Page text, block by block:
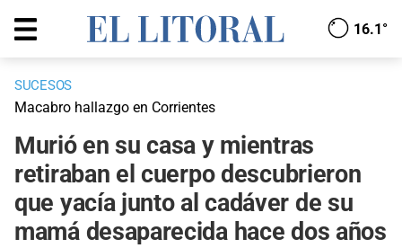
16.1°
SUCESOS
Macabro hallazgo en Corrientes
Murió en su casa y mientras
retiraban el cuerpo descubrieron
que yacía junto al cadáver de su
mamá desaparecida hace dos años